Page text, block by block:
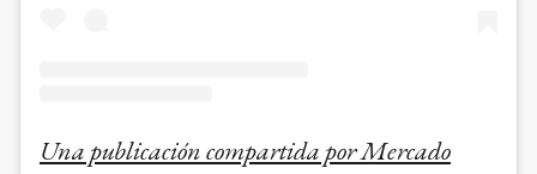
Una publicación compartida por Mercado